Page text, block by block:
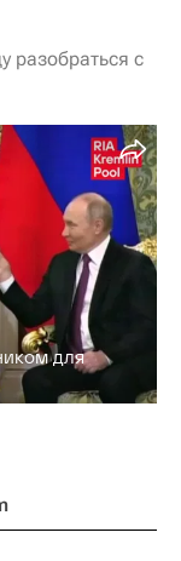
разобраться с
для